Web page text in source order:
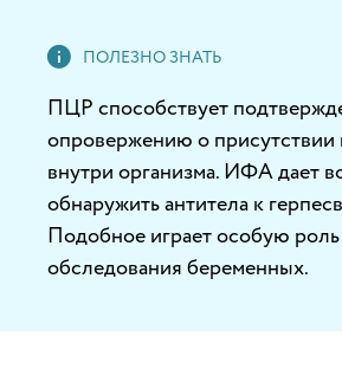
ПЦР способствует
опровержению о
внутри организма. ИФА дает
обнаружить антитела к
Подобное играет особую
обследования беременных.